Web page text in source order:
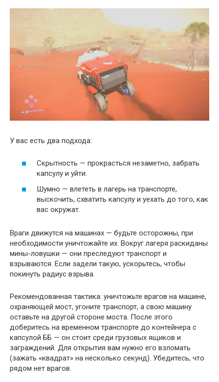
У вас есть два подхода:
Скрытность — прокрасться незаметно, забрать
капсулу и уйти.
Шумно — влететь в лагерь на транспорте,
выскочить, схватить капсулу и уехать до того, как
вас окружат.
Враги движутся на машинах — будьте осторожны, при
необходимости уничтожайте их. Вокруг лагеря раскиданы
мины-ловушки — они преследуют транспорт и
взрываются. Если задели такую, ускорьтесь, чтобы
покинуть радиус взрыва.
Рекомендованная тактика: уничтожьте врагов на машине,
охраняющей мост, угоните транспорт, а свою машину
оставьте на другой стороне моста. После этого
доберитесь на временном транспорте до контейнера с
капсулой ББ — он стоит среди грузовых ящиков и
заграждений. Для открытия вам нужно его взломать
(зажать «квадрат» на несколько секунд). Убедитесь, что
рядом нет врагов.